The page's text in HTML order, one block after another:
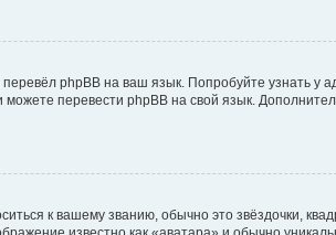
phpBB на ваш язык. Попробуйте узнать у
можете перевести phpBB на свой язык.
к вашему званию, обычно это звёздочки,